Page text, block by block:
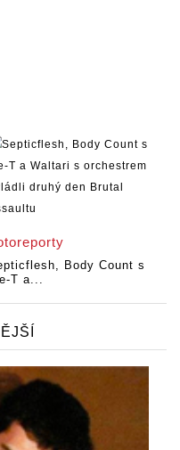
Body Count s
T a...